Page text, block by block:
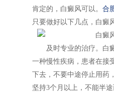
肯定的，白癜风可以。 合
只要做好以下几点，白癜
及时专业的治疗。白癜
一种慢性疾病，患者在接
下去，不要中途停止用药
坚持3个月以上，不能半